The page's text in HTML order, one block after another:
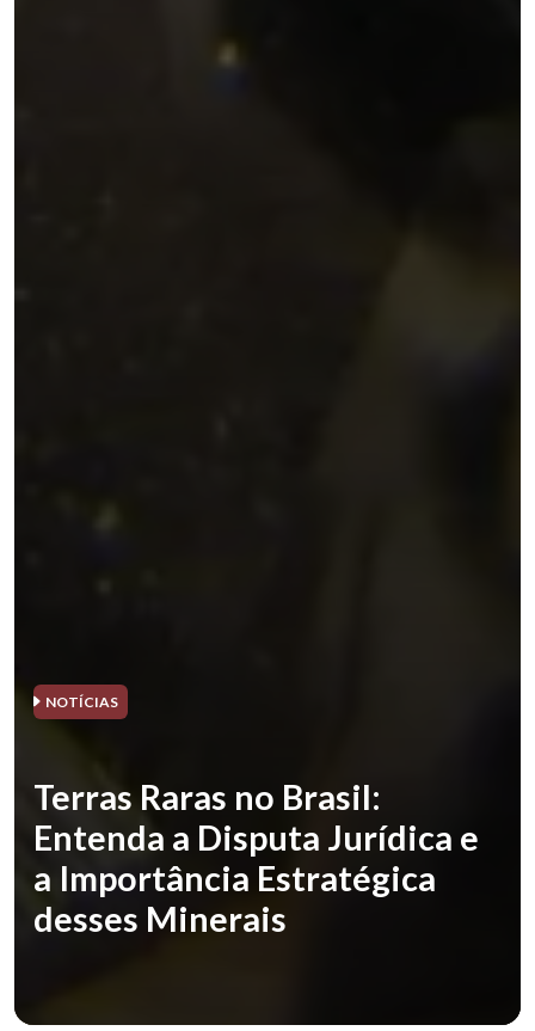
NOTÍCIAS
Terras Raras no Brasil:
Entenda a Disputa Jurídica e
a Importância Estratégica
desses Minerais